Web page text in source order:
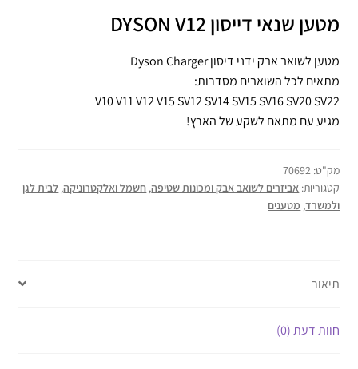
מטען שנאי דייסון DYSON V12
מטען לשואב אבק ידני דיסון Dyson Charger
מתאים לכל השואבים מסדרות:
V10 V11 V12 V15 SV12 SV14 SV15 SV16 SV20 SV22
מגיע עם מתאם לשקע של הארץ!
מק"ט: 70692
קטגוריות: אביזרים לשואב אבק ומכונות שטיפה, חשמל ואלקטרוניקה, לבית לגן
ולמשרד, מטענים
תיאור
חוות דעת (0)